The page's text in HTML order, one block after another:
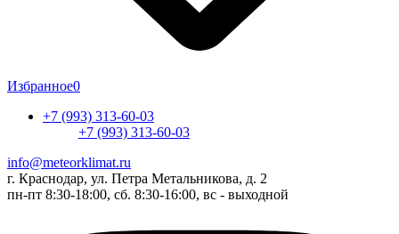
Избранное0
+7 (993) 313-60-03
+7 (993) 313-60-03
info@meteorklimat.ru
г. Краснодар, ул. Петра Метальникова, д. 2
пн-пт 8:30-18:00, сб. 8:30-16:00, вс - выходной